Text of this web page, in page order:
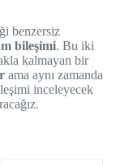
benzersiz
bileşimi. Bu iki
kalmayan bir
ama aynı zamanda
inceleyecek